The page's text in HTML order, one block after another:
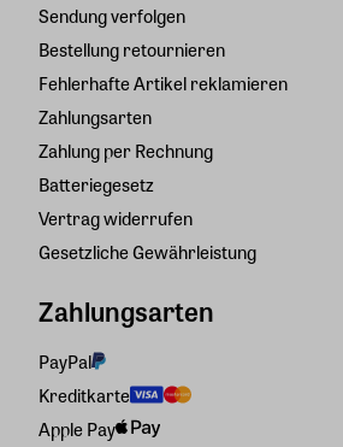
Sendung verfolgen
Bestellung retournieren
Fehlerhafte Artikel reklamieren
Zahlungsarten
Zahlung per Rechnung
Batteriegesetz
Vertrag widerrufen
Gesetzliche Gewährleistung
Zahlungsarten
PayPal
Kreditkarte
Apple Pay